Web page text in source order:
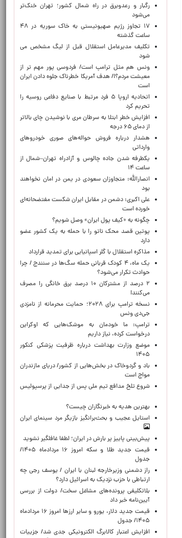
رگبار و رعدوبرق در راه شمال کشور؛ تهران خنک‌تر
می‌شود
۱۷ تجاوز رژیم صهیونیستی به خاک سوریه در ۴۸
ساعت گذشته
تکلیف مدیرعامل استقلال قبل از لیگ مشخص می
شود
ونس هم مثل ترامپ است/ فردوسی پور مهم تر از
معیشت مردم؟!/ هدف آمریکا خطرناک جلوه دادن ایران
است
اتحادیه اروپا ۵ فرد مرتبط با صنایع دفاعی روسیه را
تحریم کرد
افزایش خطر ابتلا به سرطان مری با نوشیدن چای بالاتر
از دمای ۶۵ درجه
هشدار درباره فروش حواله‌های صوری خودروهای
وارداتی
یکطرفه شدن جاده چالوس و آزادراه تهران–شمال از
ساعت ۱۴
انصارالله: متجاوزان سعودی در یمن در امان نخواهند
بود
علی اکبری: دشمن در مقابل ایران شکست مفتضحانه‌ای
خورده است
چگونه به «کیف پول ایران» وصل شویم؟
پوتین قصد محک ناتو را با حمله به یک کشور عضو
دارد
مذاکره استقلال با گلر اسپانیایی برای تمدید قرارداد
یک ماه، ۴ کودک قربانی حمله سگ‌ها در سنندج / چرا
حوادث تکرار می‌شود؟
۲ درصد از مشترکان ۱۰ درصد برق خانگی را مصرف
می‌کنند!
نسخه ترامپ برای ۲۰۲۸؛ حمایت محرمانه از نامزدی
جی‌دی ونس
ترامپ: ما خودمان به موشک‌هایی که اوکراین
درخواست کرده، نیاز داریم
موضع وزارت بهداشت درباره ظرفیت پزشکی کنکور
۱۴۰۵
باد و گردوخاک در بخش‌هایی از کشور/ دریای مازندران
مواج است
شروع تلخ مدافع تیم ملی پس از جدایی از پرسپولیس
بهترین هدیه به خبرنگاران چیست؟
استایل عجیب و بحث‌برانگیز بازیگر مرد سینمای ایران
پیش‌بینی پاییز پر بارش در ایران؛ لطفا غافلگیر نشوید
قیمت جدید طلا و سکه امروز ۱۶ مردادماه ۱۴۰۵/
جدول
راز دشمنی وزیرخارجه لبنان با ایران / یوسف رجی چه
ارتباطی با حزب نزدیک به اسرائیل دارد؟
بلاتکلیفی پرونده‌های مشاغل سخت/ دولت از بررسی
آیین‌نامه خبر داد
قیمت جدید دلار، یورو و سایر ارزها امروز ۱۶ مردادماه
۱۴۰۵/ جدول
افزایش اعتبار کالابرگ الکترونیکی جدی شد/ جزییات